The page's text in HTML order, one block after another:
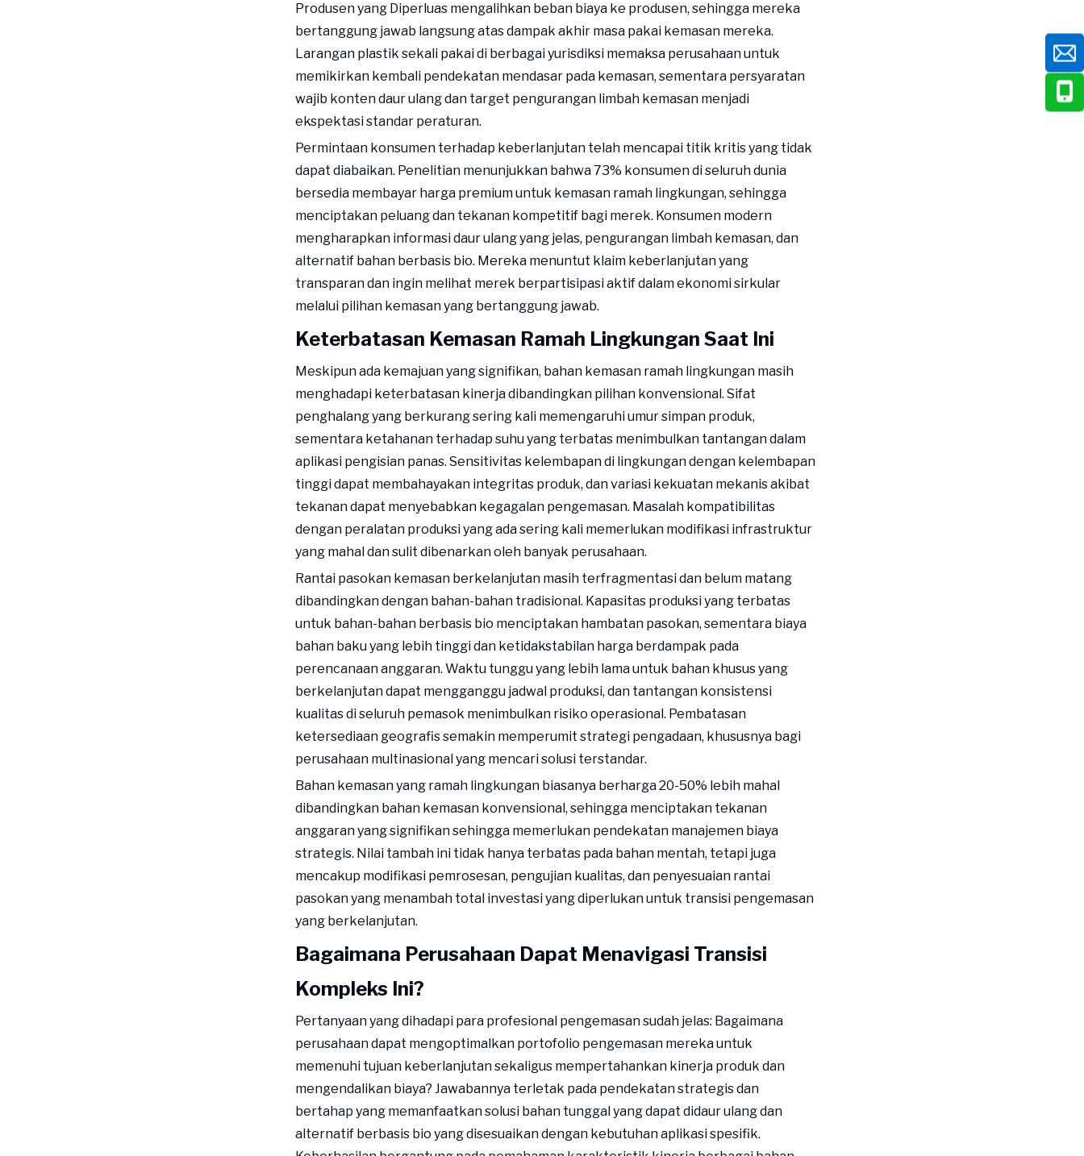
Produsen yang Diperluas mengalihkan beban biaya ke produsen, sehingga mereka
bertanggung jawab langsung atas dampak akhir masa pakai kemasan mereka.
Larangan plastik sekali pakai di berbagai yurisdiksi memaksa perusahaan untuk
memikirkan kembali pendekatan mendasar pada kemasan, sementara persyaratan
wajib konten daur ulang dan target pengurangan limbah kemasan menjadi
ekspektasi standar peraturan.
Permintaan konsumen terhadap keberlanjutan telah mencapai titik kritis yang tidak
dapat diabaikan. Penelitian menunjukkan bahwa 73% konsumen di seluruh dunia
bersedia membayar harga premium untuk kemasan ramah lingkungan, sehingga
menciptakan peluang dan tekanan kompetitif bagi merek. Konsumen modern
mengharapkan informasi daur ulang yang jelas, pengurangan limbah kemasan, dan
alternatif bahan berbasis bio. Mereka menuntut klaim keberlanjutan yang
transparan dan ingin melihat merek berpartisipasi aktif dalam ekonomi sirkular
melalui pilihan kemasan yang bertanggung jawab.
Keterbatasan Kemasan Ramah Lingkungan Saat Ini
Meskipun ada kemajuan yang signifikan, bahan kemasan ramah lingkungan masih
menghadapi keterbatasan kinerja dibandingkan pilihan konvensional. Sifat
penghalang yang berkurang sering kali memengaruhi umur simpan produk,
sementara ketahanan terhadap suhu yang terbatas menimbulkan tantangan dalam
aplikasi pengisian panas. Sensitivitas kelembapan di lingkungan dengan kelembapan
tinggi dapat membahayakan integritas produk, dan variasi kekuatan mekanis akibat
tekanan dapat menyebabkan kegagalan pengemasan. Masalah kompatibilitas
dengan peralatan produksi yang ada sering kali memerlukan modifikasi infrastruktur
yang mahal dan sulit dibenarkan oleh banyak perusahaan.
Rantai pasokan kemasan berkelanjutan masih terfragmentasi dan belum matang
dibandingkan dengan bahan-bahan tradisional. Kapasitas produksi yang terbatas
untuk bahan-bahan berbasis bio menciptakan hambatan pasokan, sementara biaya
bahan baku yang lebih tinggi dan ketidakstabilan harga berdampak pada
perencanaan anggaran. Waktu tunggu yang lebih lama untuk bahan khusus yang
berkelanjutan dapat mengganggu jadwal produksi, dan tantangan konsistensi
kualitas di seluruh pemasok menimbulkan risiko operasional. Pembatasan
ketersediaan geografis semakin memperumit strategi pengadaan, khususnya bagi
perusahaan multinasional yang mencari solusi terstandar.
Bahan kemasan yang ramah lingkungan biasanya berharga 20-50% lebih mahal
dibandingkan bahan kemasan konvensional, sehingga menciptakan tekanan
anggaran yang signifikan sehingga memerlukan pendekatan manajemen biaya
strategis. Nilai tambah ini tidak hanya terbatas pada bahan mentah, tetapi juga
mencakup modifikasi pemrosesan, pengujian kualitas, dan penyesuaian rantai
pasokan yang menambah total investasi yang diperlukan untuk transisi pengemasan
yang berkelanjutan.
Bagaimana Perusahaan Dapat Menavigasi Transisi
Kompleks Ini?
Pertanyaan yang dihadapi para profesional pengemasan sudah jelas: Bagaimana
perusahaan dapat mengoptimalkan portofolio pengemasan mereka untuk
memenuhi tujuan keberlanjutan sekaligus mempertahankan kinerja produk dan
mengendalikan biaya? Jawabannya terletak pada pendekatan strategis dan
bertahap yang memanfaatkan solusi bahan tunggal yang dapat didaur ulang dan
alternatif berbasis bio yang disesuaikan dengan kebutuhan aplikasi spesifik.